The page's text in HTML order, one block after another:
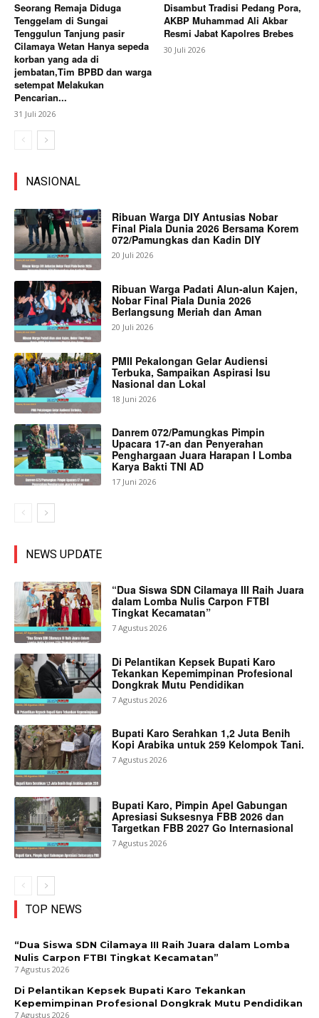
Seorang Remaja Diduga
Tenggelam di Sungai
Tenggulun Tanjung pasir
Cilamaya Wetan Hanya sepeda
korban yang ada di
jembatan,Tim BPBD dan warga
setempat Melakukan
Pencarian...
31 Juli 2026
Disambut Tradisi Pedang Pora,
AKBP Muhammad Ali Akbar
Resmi Jabat Kapolres Brebes
30 Juli 2026
NASIONAL
Ribuan Warga DIY Antusias Nobar
Final Piala Dunia 2026 Bersama Korem
072/Pamungkas dan Kadin DIY
20 Juli 2026
Ribuan Warga Padati Alun-alun Kajen,
Nobar Final Piala Dunia 2026
Berlangsung Meriah dan Aman
20 Juli 2026
PMII Pekalongan Gelar Audiensi
Terbuka, Sampaikan Aspirasi Isu
Nasional dan Lokal
18 Juni 2026
Danrem 072/Pamungkas Pimpin
Upacara 17-an dan Penyerahan
Penghargaan Juara Harapan I Lomba
Karya Bakti TNI AD
17 Juni 2026
NEWS UPDATE
“Dua Siswa SDN Cilamaya III Raih Juara
dalam Lomba Nulis Carpon FTBI
Tingkat Kecamatan”
7 Agustus 2026
Di Pelantikan Kepsek Bupati Karo
Tekankan Kepemimpinan Profesional
Dongkrak Mutu Pendidikan
7 Agustus 2026
Bupati Karo Serahkan 1,2 Juta Benih
Kopi Arabika untuk 259 Kelompok Tani.
7 Agustus 2026
Bupati Karo, Pimpin Apel Gabungan
Apresiasi Suksesnya FBB 2026 dan
Targetkan FBB 2027 Go Internasional
7 Agustus 2026
TOP NEWS
“Dua Siswa SDN Cilamaya III Raih Juara dalam Lomba
Nulis Carpon FTBI Tingkat Kecamatan”
7 Agustus 2026
Di Pelantikan Kepsek Bupati Karo Tekankan
Kepemimpinan Profesional Dongkrak Mutu Pendidikan
7 Agustus 2026